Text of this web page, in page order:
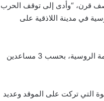
الذي استمر لنحو نصف قرن، “وأدى إلى توقف الحرب
الروسية في مدينة اللاذقية على
وكان أفراد أسرة الأسد، زوجته أسماء وأبناؤهما الثلاثة، في انتظاره بالفعل في العاصمة الروسية، بحسب 3 مساعدين
التي تركت على الموقد وعديد